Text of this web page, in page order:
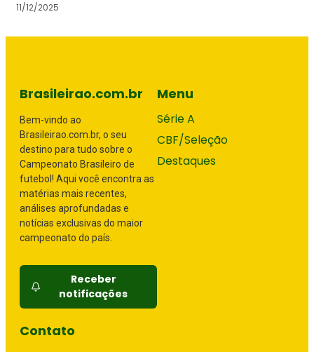
11/12/2025
Brasileirao.com.br
Bem-vindo ao
Brasileirao.com.br, o seu
destino para tudo sobre o
Campeonato Brasileiro de
futebol! Aqui você encontra as
matérias mais recentes,
análises aprofundadas e
notícias exclusivas do maior
campeonato do país.
Receber
notificações
Menu
Série A
CBF/Seleção
Destaques
Contato